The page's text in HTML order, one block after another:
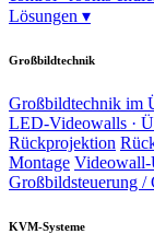
Lösungen ▾
Großbildtechnik
Großbildtechnik im
LED-Videowalls ·
Rückprojektion
Montage Videowall-
Großbildsteuerung /
KVM-Systeme